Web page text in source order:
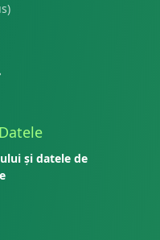
și datele de